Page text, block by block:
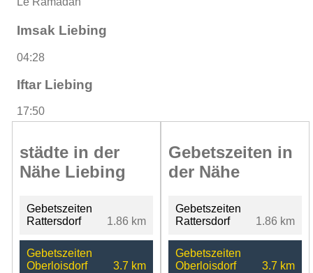
Imsak Liebing
04:28
Iftar Liebing
17:50
städte in der
Nähe Liebing
Gebetszeiten
Rattersdorf
1.86 km
Gebetszeiten
Oberloisdorf
3.7 km
Gebetszeiten in
der Nähe
Gebetszeiten
Rattersdorf
1.86 km
Gebetszeiten
Oberloisdorf
3.7 km